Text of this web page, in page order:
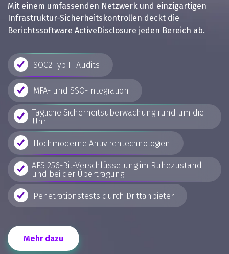
Mit einem umfassenden Netzwerk und einzigartigen
Infrastruktur-Sicherheitskontrollen deckt die
Berichtssoftware ActiveDisclosure jeden Bereich ab.
SOC2 Typ II-Audits
MFA- und SSO-Integration
Tägliche Sicherheitsüberwachung rund um die
Uhr
Hochmoderne Antivirentechnologien
AES 256-Bit-Verschlüsselung im Ruhezustand
und bei der Übertragung
Penetrationstests durch Drittanbieter
Mehr dazu